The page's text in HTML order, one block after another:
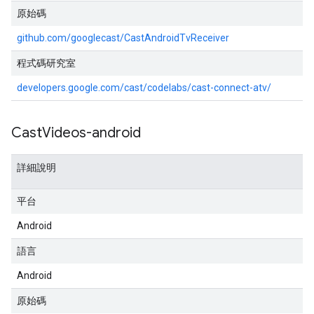
原始碼
github.com/googlecast/CastAndroidTvReceiver
程式碼研究室
developers.google.com/cast/codelabs/cast-connect-atv/
CastVideos-android
詳細說明
平台
Android
語言
Android
原始碼